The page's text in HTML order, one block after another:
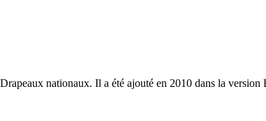
nationaux. Il a été ajouté en 2010 dans la version